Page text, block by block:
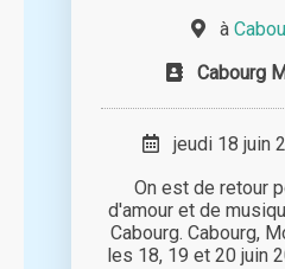
à
Cabourg
jeudi 18 juin
On est de retour
d'amour et de
Cabourg. Cabourg,
les 18, 19 et 20 juin